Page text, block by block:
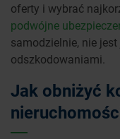
oferty i wybrać
podwójne
samodzielnie, nie
odszkodowaniami.
Jak obniżyć